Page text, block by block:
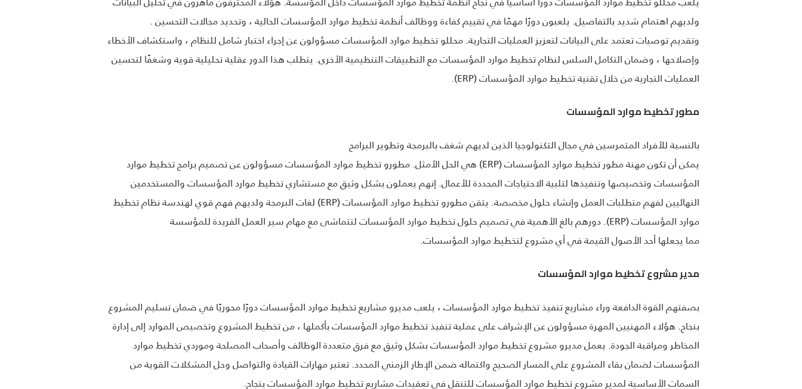
ولديهم اهتمام شديد بالتفاصيل. يلعبون دورًا مهمًا في تقييم كفاءة ووظائف أنظمة تخطيط موارد المؤسسات الحالية ، وتحديد مجالات التحسين .
وتقديم توصيات تعتمد على البيانات لتعزيز العمليات التجارية. محللو تخطيط موارد المؤسسات مسؤولون عن إجراء اختبار شامل للنظام ، واستكشاف الأخطاء
وإصلاحها ، وضمان التكامل السلس لنظام تخطيط موارد المؤسسات مع التطبيقات التنظيمية الأخرى. يتطلب هذا الدور عقلية تحليلية قوية وشغفًا لتحسين
العمليات التجارية من خلال تقنية تخطيط موارد المؤسسات (ERP).
مطور تخطيط موارد المؤسسات
بالنسبة للأفراد المتمرسين في مجال التكنولوجيا الذين لديهم شغف بالبرمجة وتطوير البرامج
يمكن أن تكون مهنة مطور تخطيط موارد المؤسسات (ERP) هي الحل الأمثل. مطورو تخطيط موارد المؤسسات مسؤولون عن تصميم برامج تخطيط موارد
المؤسسات وتخصيصها وتنفيذها لتلبية الاحتياجات المحددة للأعمال. إنهم يعملون بشكل وثيق مع مستشاري تخطيط موارد المؤسسات والمستخدمين
النهائيين لفهم متطلبات العمل وإنشاء حلول مخصصة. يتقن مطورو تخطيط موارد المؤسسات (ERP) لغات البرمجة ولديهم فهم قوي لهندسة نظام تخطيط
موارد المؤسسات (ERP). دورهم بالغ الأهمية في تصميم حلول تخطيط موارد المؤسسات لتتماشى مع مهام سير العمل الفريدة للمؤسسة
مما يجعلها أحد الأصول القيمة في أي مشروع لتخطيط موارد المؤسسات.
مدير مشروع تخطيط موارد المؤسسات
بصفتهم القوة الدافعة وراء مشاريع تنفيذ تخطيط موارد المؤسسات ، يلعب مديرو مشاريع تخطيط موارد المؤسسات دورًا محوريًا في ضمان تسليم المشروع
بنجاح. هؤلاء المهنيين المهرة مسؤولون عن الإشراف على عملية تنفيذ تخطيط موارد المؤسسات بأكملها ، من تخطيط المشروع وتخصيص الموارد إلى إدارة
المخاطر ومراقبة الجودة. يعمل مديرو مشروع تخطيط موارد المؤسسات بشكل وثيق مع فرق متعددة الوظائف وأصحاب المصلحة وموردي تخطيط موارد
المؤسسات لضمان بقاء المشروع على المسار الصحيح واكتماله ضمن الإطار الزمني المحدد. تعتبر مهارات القيادة والتواصل وحل المشكلات القوية من
السمات الأساسية لمدير مشروع تخطيط موارد المؤسسات للتنقل في تعقيدات مشاريع تخطيط موارد المؤسسات بنجاح.